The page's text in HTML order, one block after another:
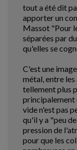
tout a été dit
apporter un
Massot "Pour
séparées par
qu'elles se
C'est une
métal, entre les
tellement plus
principalement
vide n'est pas
qu'il y a "peu
pression de
pour que les